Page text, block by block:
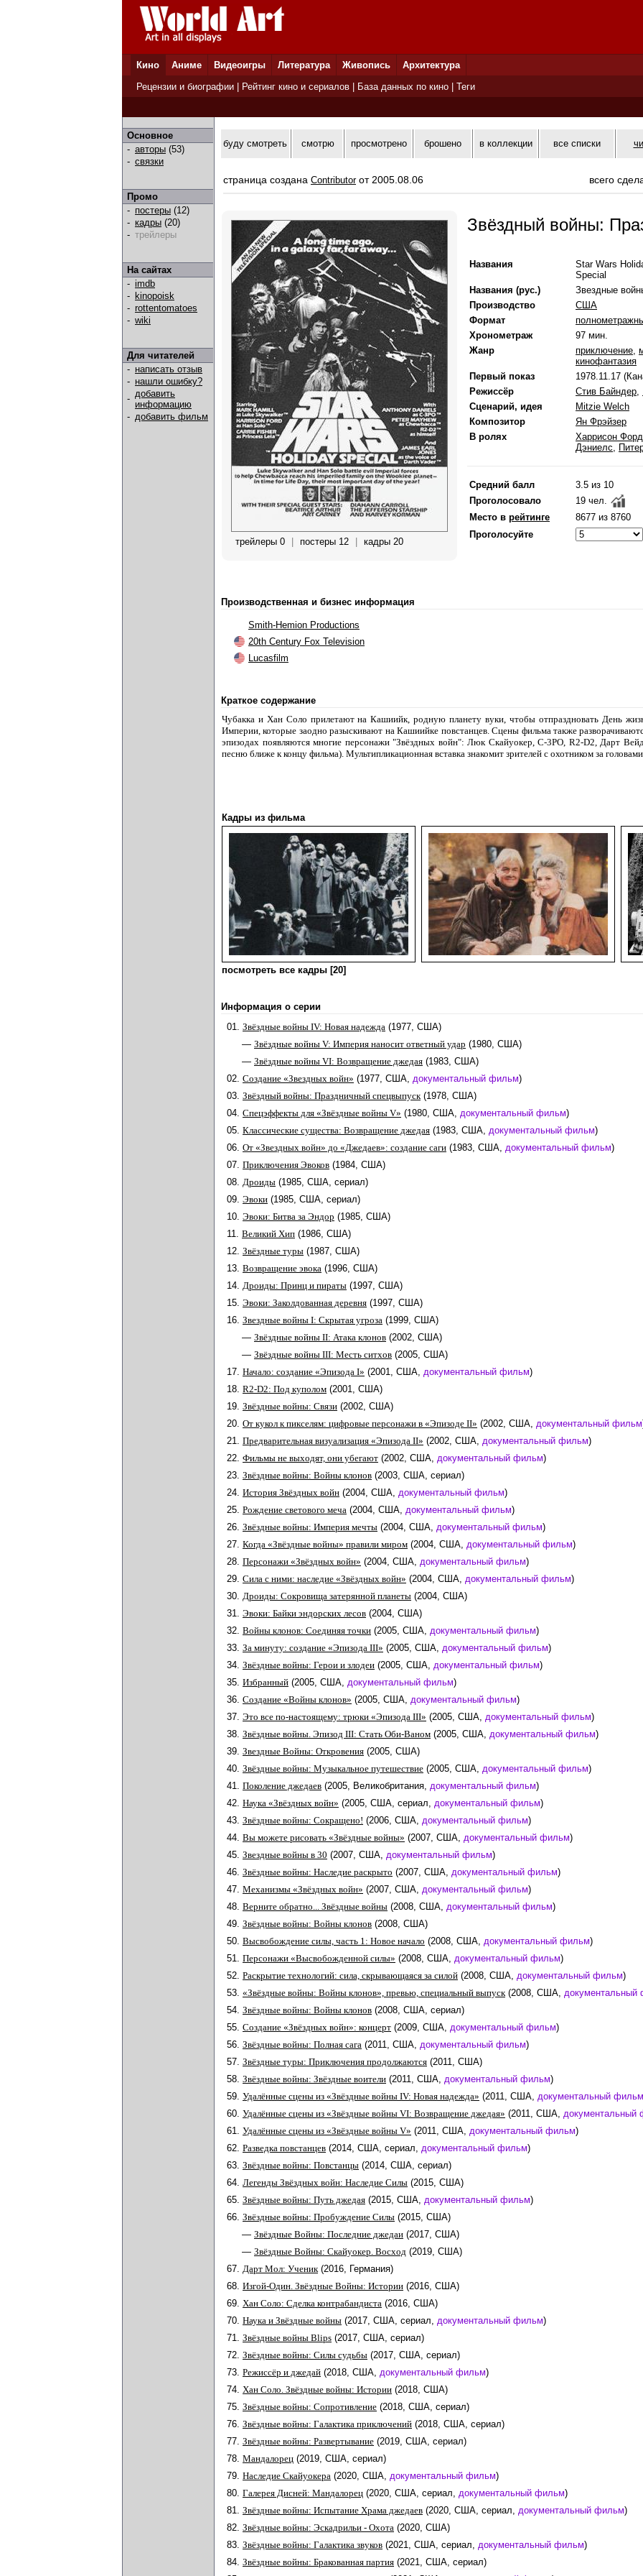
Кино Аниме Видеоигры Литература Живопись
Архитектура
Рецензии и биографии
Рейтинг кино и сериалов База данных по кино Теги
Основное
- авторы (53)
- связки
Промо
- постеры (12)
- кадры (20)
- трейлеры
На сайтах
- imdb
- kinopoisk
- rottentomatoes
- wiki
Для читателей
- написать отзыв
- нашли ошибку?
- добавить
информацию
- добавить фильм
буду смотреть смотрю просмотрено брошено в коллекции все списки
страница создана Contributorот 2005.08.06 всего
трейлеры 0 постеры 12 кадры 20
Звёздный войны:
Названия
Star Wars
Special
Названия (рус.)
Звездные
Производство
США
Формат
Хронометраж
97 мин.
Жанр
приключение,
кинофантазия
Первый показ
1978.11.17
Режиссёр
Стив Байндер,
Сценарий, идея
Mitzie Welch
Композитор
Ян Фрэйзер
В ролях
Харрисон Форд
Дэниелс,
Средний балл
3.5 из 10
Проголосовало
19 чел.
Место в рейтинге
8677 из 8760
Проголосуйте
Производственная и бизнес информация
Smith-Hemion Productions
20th Century Fox Television
Lucasfilm
Краткое содержание
Чубакка и Хан Соло прилетают на Кашиийк, родную планету вуки, чтобы отпраздновать День
Империи, которые заодно разыскивают на Кашиийке повстанцев. Сцены фильма также
эпизодах появляются многие персонажи "Звёздных войн": Люк Скайуокер, C-3PO, R2-D2, Дарт
песню ближе к концу фильма). Мультипликационная вставка знакомит зрителей с охотником за
Кадры из фильма
посмотреть все кадры [20]
Информация о серии
01. Звёздные войны IV: Новая надежда (1977, США)
— Звёздные войны V: Империя наносит ответный удар (1980, США)
— Звёздные войны VI: Возвращение джедая (1983, США)
02. Создание «Звездных войн» (1977, США, документальный фильм)
03. Звёздный войны: Праздничный спецвыпуск (1978, США)
04. Спецэффекты для «Звёздные войны V» (1980, США, документальный фильм)
05. Классические существа: Возвращение джедая (1983, США, документальный фильм)
06. От «Звездных войн» до «Джедаев»: создание саги (1983, США, документальный фильм)
07. Приключения Эвоков (1984, США)
08. Дроиды (1985, США, сериал)
09. Эвоки (1985, США, сериал)
10. Эвоки: Битва за Эндор (1985, США)
11. Великий Хип (1986, США)
12. Звёздные туры (1987, США)
13. Возвращение эвока (1996, США)
14. Дроиды: Принц и пираты (1997, США)
15. Эвоки: Заколдованная деревня (1997, США)
16. Звездные войны I: Скрытая угроза (1999, США)
— Звёздные войны II: Атака клонов (2002, США)
— Звёздные войны III: Месть ситхов (2005, США)
17. Начало: создание «Эпизода I» (2001, США, документальный фильм)
18. R2-D2: Под куполом (2001, США)
19. Звёздные войны: Связи (2002, США)
20. От кукол к пикселям: цифровые персонажи в «Эпизоде II» (2002, США, документальный фильм
21. Предварительная визуализация «Эпизода II» (2002, США, документальный фильм)
22. Фильмы не выходят, они убегают (2002, США, документальный фильм)
23. Звёздные войны: Войны клонов (2003, США, сериал)
24. История Звёздных войн (2004, США, документальный фильм)
25. Рождение светового меча (2004, США, документальный фильм)
26. Звёздные войны: Империя мечты (2004, США, документальный фильм)
27. Когда «Звёздные войны» правили миром (2004, США, документальный фильм)
28. Персонажи «Звёздных войн» (2004, США, документальный фильм)
29. Сила с ними: наследие «Звёздных войн» (2004, США, документальный фильм)
30. Дроиды: Сокровища затерянной планеты (2004, США)
31. Эвоки: Байки эндорских лесов (2004, США)
32. Войны клонов: Соединяя точки (2005, США, документальный фильм)
33. За минуту: создание «Эпизода III» (2005, США, документальный фильм)
34. Звёздные войны: Герои и злодеи (2005, США, документальный фильм)
35. Избранный (2005, США, документальный фильм)
36. Создание «Войны клонов» (2005, США, документальный фильм)
37. Это все по-настоящему: трюки «Эпизода III» (2005, США, документальный фильм)
38. Звёздные войны. Эпизод III: Стать Оби-Ваном (2005, США, документальный фильм)
39. Звездные Войны: Откровения (2005, США)
40. Звёздные войны: Музыкальное путешествие (2005, США, документальный фильм)
41. Поколение джедаев (2005, Великобритания, документальный фильм)
42. Наука «Звёздных войн» (2005, США, сериал, документальный фильм)
43. Звёздные войны: Сокращено! (2006, США, документальный фильм)
44. Вы можете рисовать «Звёздные войны» (2007, США, документальный фильм)
45. Звездные войны в 30 (2007, США, документальный фильм)
46. Звёздные войны: Наследие раскрыто (2007, США, документальный фильм)
47. Механизмы «Звёздных войн» (2007, США, документальный фильм)
48. Верните обратно... Звёздные войны (2008, США, документальный фильм)
49. Звёздные войны: Войны клонов (2008, США)
50. Высвобождение силы, часть 1: Новое начало (2008, США, документальный фильм)
51. Персонажи «Высвобожденной силы» (2008, США, документальный фильм)
52. Раскрытие технологий: сила, скрывающаяся за силой (2008, США, документальный фильм)
53. «Звёздные войны: Войны клонов», превью, специальный выпуск (2008, США, документальный
54. Звёздные войны: Войны клонов (2008, США, сериал)
55. Создание «Звёздных войн»: концерт (2009, США, документальный фильм)
56. Звёздные войны: Полная сага (2011, США, документальный фильм)
57. Звёздные туры: Приключения продолжаются (2011, США)
58. Звёздные войны: Звёздные воители (2011, США, документальный фильм)
59. Удалённые сцены из «Звёздные войны IV: Новая надежда» (2011, США, документальный фильм
60. Удалённые сцены из «Звёздные войны VI: Возвращение джедая» (2011, США, документальный
61. Удалённые сцены из «Звёздные войны V» (2011, США, документальный фильм)
62. Разведка повстанцев (2014, США, сериал, документальный фильм)
63. Звёздные войны: Повстанцы (2014, США, сериал)
64. Легенды Звёздных войн: Наследие Силы (2015, США)
65. Звёздные войны: Путь джедая (2015, США, документальный фильм)
66. Звёздные войны: Пробуждение Силы (2015, США)
— Звёздные Войны: Последние джедаи (2017, США)
— Звёздные Войны: Скайуокер. Восход (2019, США)
67. Дарт Мол: Ученик (2016, Германия)
68. Изгой-Один. Звёздные Войны: Истории (2016, США)
69. Хан Соло: Сделка контрабандиста (2016, США)
70. Наука и Звёздные войны (2017, США, сериал, документальный фильм)
71. Звёздные войны Blips (2017, США, сериал)
72. Звёздные войны: Силы судьбы (2017, США, сериал)
73. Режиссёр и джедай (2018, США, документальный фильм)
74. Хан Соло. Звёздные войны: Истории (2018, США)
75. Звёздные войны: Сопротивление (2018, США, сериал)
76. Звёздные войны: Галактика приключений (2018, США, сериал)
77. Звёздные войны: Развертывание (2019, США, сериал)
78. Мандалорец (2019, США, сериал)
79. Наследие Скайуокера (2020, США, документальный фильм)
80. Галерея Дисней: Мандалорец (2020, США, сериал, документальный фильм)
81. Звёздные войны: Испытание Храма джедаев (2020, США, сериал, документальный фильм)
82. Звёздные войны: Эскадрильи - Охота (2020, США)
83. Звёздные войны: Галактика звуков (2021, США, сериал, документальный фильм)
84. Звёздные войны: Бракованная партия (2021, США, сериал)